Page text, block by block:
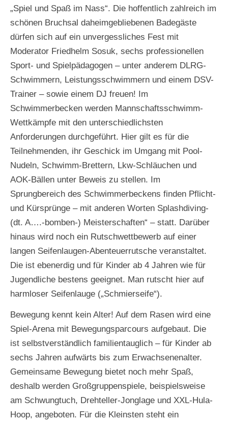
„Spiel und Spaß im Nass“. Die hoffentlich zahlreich im
schönen Bruchsal daheimgebliebenen Badegäste
dürfen sich auf ein unvergessliches Fest mit
Moderator Friedhelm Sosuk, sechs professionellen
Sport- und Spielpädagogen – unter anderem DLRG-
Schwimmern, Leistungsschwimmern und einem DSV-
Trainer – sowie einem DJ freuen! Im
Schwimmerbecken werden Mannschaftsschwimm-
Wettkämpfe mit den unterschiedlichsten
Anforderungen durchgeführt. Hier gilt es für die
Teilnehmenden, ihr Geschick im Umgang mit Pool-
Nudeln, Schwimm-Brettern, Lkw-Schläuchen und
AOK-Bällen unter Beweis zu stellen. Im
Sprungbereich des Schwimmerbeckens finden Pflicht-
und Kürsprünge – mit anderen Worten Splashdiving-
(dt. A….-bomben-) Meisterschaften“ – statt. Darüber
hinaus wird noch ein Rutschwettbewerb auf einer
langen Seifenlaugen-Abenteuerrutsche veranstaltet.
Die ist ebenerdig und für Kinder ab 4 Jahren wie für
Jugendliche bestens geeignet. Man rutscht hier auf
harmloser Seifenlauge („Schmierseife“).
Bewegung kennt kein Alter! Auf dem Rasen wird eine
Spiel-Arena mit Bewegungsparcours aufgebaut. Die
ist selbstverständlich familientauglich – für Kinder ab
sechs Jahren aufwärts bis zum Erwachsenenalter.
Gemeinsame Bewegung bietet noch mehr Spaß,
deshalb werden Großgruppenspiele, beispielsweise
am Schwungtuch, Drehteller-Jonglage und XXL-Hula-
Hoop, angeboten. Für die Kleinsten steht ein